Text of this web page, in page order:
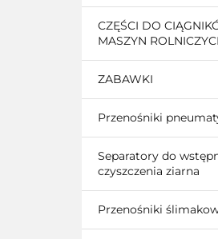
CZĘŚCI DO
MASZYN
ZABAWKI
Przenośniki
Separatory do
czyszczenia ziarna
Przenośniki